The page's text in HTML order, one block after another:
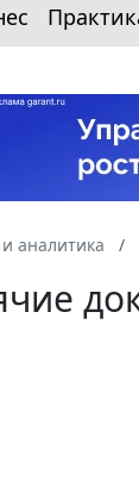
аналитика